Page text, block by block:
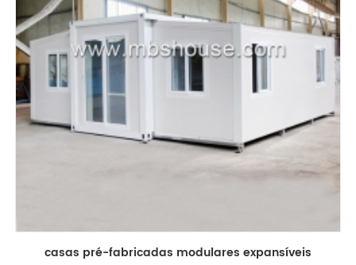
casas pré-fabricadas modulares expansíveis